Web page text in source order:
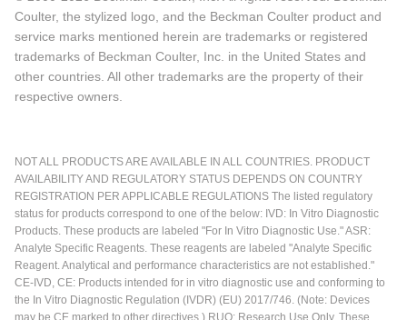
Coulter, the stylized logo, and the Beckman Coulter product and
service marks mentioned herein are trademarks or registered
trademarks of Beckman Coulter, Inc. in the United States and
other countries. All other trademarks are the property of their
respective owners.
NOT ALL PRODUCTS ARE AVAILABLE IN ALL COUNTRIES. PRODUCT
AVAILABILITY AND REGULATORY STATUS DEPENDS ON COUNTRY
REGISTRATION PER APPLICABLE REGULATIONS The listed regulatory
status for products correspond to one of the below: IVD: In Vitro Diagnostic
Products. These products are labeled "For In Vitro Diagnostic Use." ASR:
Analyte Specific Reagents. These reagents are labeled "Analyte Specific
Reagent. Analytical and performance characteristics are not established."
CE-IVD, CE: Products intended for in vitro diagnostic use and conforming to
the In Vitro Diagnostic Regulation (IVDR) (EU) 2017/746. (Note: Devices
may be CE marked to other directives.) RUO: Research Use Only. These